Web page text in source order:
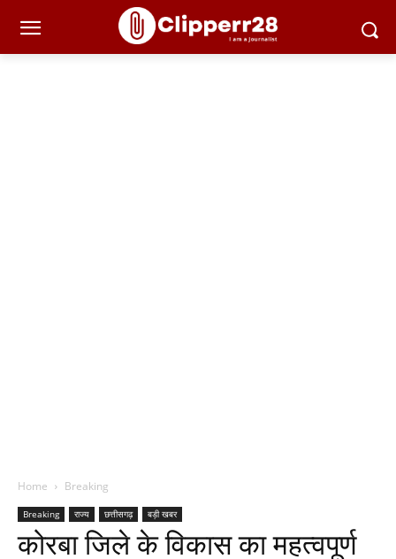
Home Breaking
Breaking राज्य छत्तीसगढ़ बड़ी खबर
कोरबा जिले के विकास का महत्वपूर्ण